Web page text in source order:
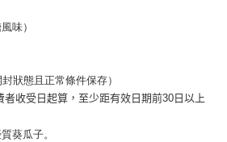
味）
狀態且正常條件保存）
者收受日起算，至少距有效日期前30日以上
葵瓜子。